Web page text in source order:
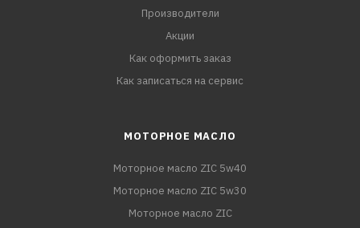
Производители
Акции
Как оформить заказ
Как записаться на сервис
МОТОРНОЕ МАСЛО
Моторное масло ZIC 5w40
Моторное масло ZIC 5w30
Моторное масло ZIC